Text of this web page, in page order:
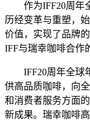
作为IFF20周年
历经变革与重塑，
价值，实现了品牌
IFF与瑞幸咖啡合作
IFF20周年全球年
供高品质咖啡，向
和消费者服务方面
新成果。瑞幸咖啡